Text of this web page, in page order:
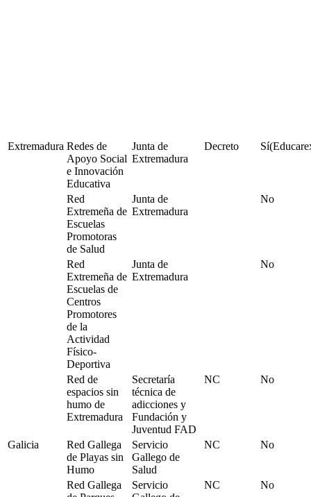
Extremadura Redes de
Apoyo Social
e Innovación
Educativa
Junta de
Extremadura
Decreto
Red
Extremeña de
Escuelas
Promotoras
de Salud
Junta de
Extremadura
No
Red
Extremeña de
Escuelas de
Centros
Promotores
de la
Actividad
Físico-
Deportiva
Junta de
Extremadura
No
Red de
espacios sin
humo de
Extremadura
Secretaría
técnica de
adicciones y
Fundación y
Juventud FAD
NC No
Galicia
Red Gallega
de Playas sin
Humo
Servicio
Gallego de
Salud
NC No
Red Gallega
Servicio
NC No